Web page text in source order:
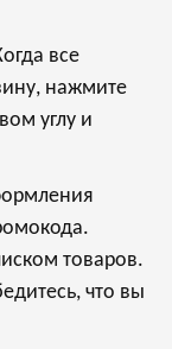
все
нажмите
углу и
товаров.
что вы